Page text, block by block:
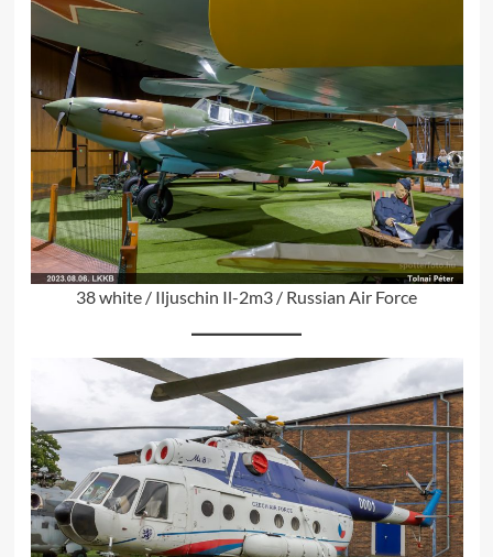
38 white / Iljuschin Il-2m3 / Russian Air Force